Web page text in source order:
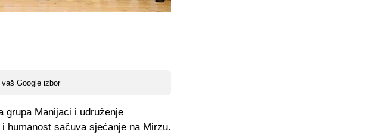
Google izbor
grupa Manijaci i udruženje
humanost sačuva sjećanje na Mirzu.